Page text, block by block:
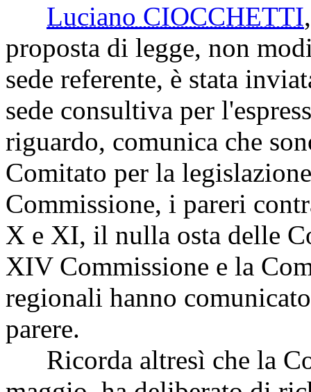
Luciano CIOCCHETTI
proposta di legge, non
sede referente, è stata
sede consultiva per
riguardo, comunica che
Comitato per la
Commissione, i pareri
X e XI, il nulla osta delle
XIV Commissione e la
regionali hanno
parere.
Ricorda altresì che la